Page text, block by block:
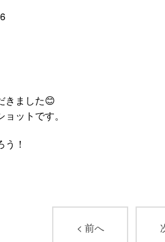
きました😊
ットです。
！
< 前へ